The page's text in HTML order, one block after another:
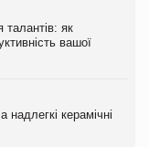
талантів: як
вашої
керамічні